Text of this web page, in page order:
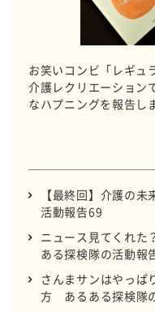
お笑いコンビ「レギュ
介護レクリエーション
なハプニングを報告し
【最終回】介護の
活動報告69
ニュース見てくれ
ある探検隊の活動報
さんまサンはやっぱ
方 あるある探検隊